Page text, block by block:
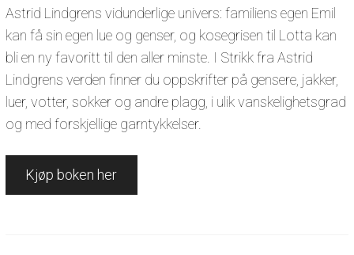
Astrid Lindgrens vidunderlige univers: familiens egen Emil
kan få sin egen lue og genser, og kosegrisen til Lotta kan
bli en ny favoritt til den aller minste. I Strikk fra Astrid
Lindgrens verden finner du oppskrifter på gensere, jakker,
luer, votter, sokker og andre plagg, i ulik vanskelighetsgrad
og med forskjellige garntykkelser.
Kjøp boken her